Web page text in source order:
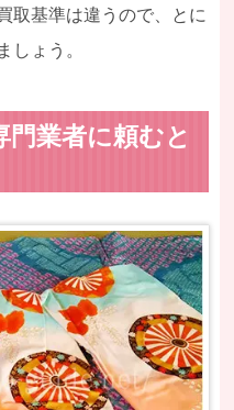
取基準は違うので、とに
ょう。
業者に頼むと